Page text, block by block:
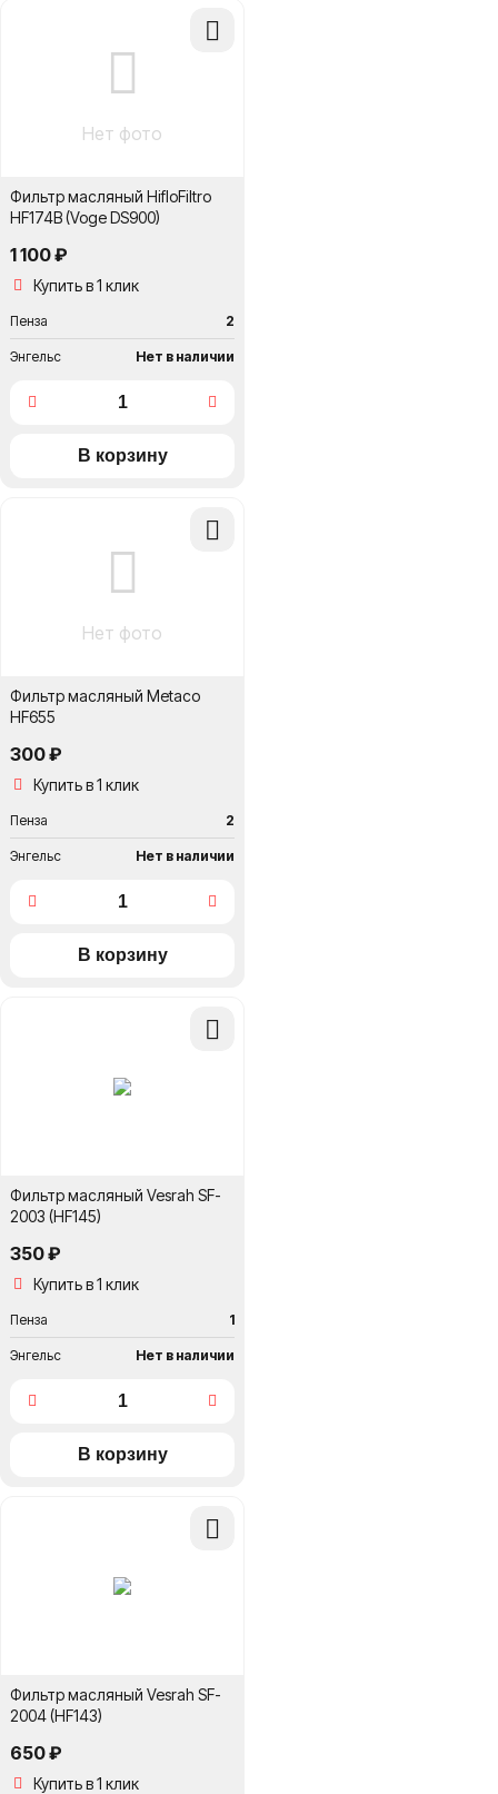
Добавить
Нет фото
Фильтр масляный HifloFiltro
HF174B (Voge DS900)
1 100 ₽
Купить в 1 клик
Пенза 2
Энгельс Нет в наличии
Добавить
Нет фото
Фильтр масляный Metaco
HF655
300 ₽
Купить в 1 клик
Пенза 2
Энгельс Нет в наличии
Добавить
Фильтр масляный Vesrah SF-
2003 (HF145)
350 ₽
Купить в 1 клик
Пенза 1
Энгельс Нет в наличии
Добавить
Фильтр масляный Vesrah SF-
2004 (HF143)
650 ₽
Купить в 1 клик